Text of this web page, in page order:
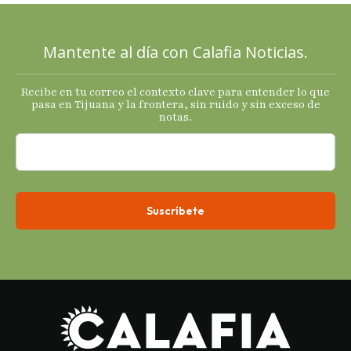
termómetro
s
económicos.
Mantente al día con Calafia Noticias.
Recibe en tu correo el contexto clave para entender lo que
pasa en Tijuana y la frontera, sin ruido y sin exceso de
notas.